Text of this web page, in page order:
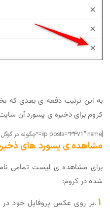
به این ترتیب دفعه ی بعدی که
کروم برای ذخیره ی پسورد آن سایت
[irp posts=”3471″ name=”چگونه در گوگل کروم زبان را تغییر دهیم”]
مشاهده ی پسورد های
برای مشاهده ی لیست تمامی
شده در کروم:
1. بر روی عکس پروفایل خود